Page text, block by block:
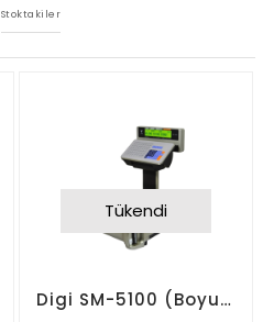
Stoktakiler
Tükendi
Digi SM-5100 (Boyunlu) Barkodlu terazi